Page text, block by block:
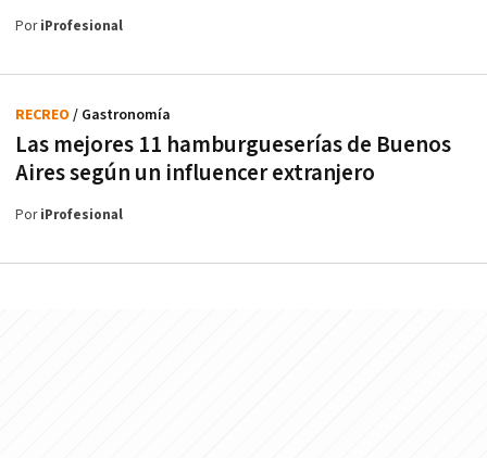
PoriProfesional
Las mejores 11 hamburgueserías de Buenos
Aires según un influencer extranjero
RECREO / Gastronomía
PoriProfesional